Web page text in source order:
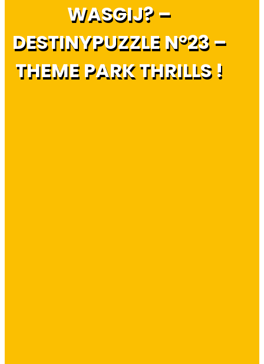
WASGIJ? –
DESTINYPUZZLE N°23 –
THEME PARK THRILLS !